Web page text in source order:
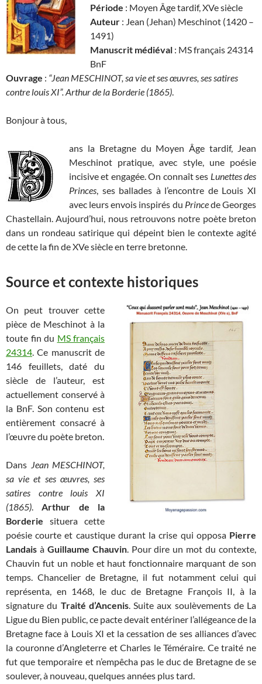
Période : Moyen Âge tardif, XVe siècle
Auteur : Jean (Jehan) Meschinot (1420 –
1491)
Manuscrit médiéval : MS français 24314
BnF
Ouvrage : “Jean MESCHINOT, sa vie et ses œuvres, ses satires
contre louis XI”. Arthur de la Borderie (1865).
Bonjour à tous,
ans la Bretagne du Moyen Âge tardif, Jean
Meschinot pratique, avec style, une poésie
incisive et engagée. On connaît ses Lunettes des
Princes, ses ballades à l’encontre de Louis XI
avec leurs envois inspirés du Princede Georges
Chastellain. Aujourd’hui, nous retrouvons notre poète breton
dans un rondeau satirique qui dépeint bien le contexte agité
de cette la fin de XVe siècle en terre bretonne.
Source et contexte historiques
On peut trouver cette
pièce de Meschinot à la
toute fin du MS français
24314. Ce manuscrit de
146 feuillets, daté du
siècle de l’auteur, est
actuellement conservé à
la BnF. Son contenu est
entièrement consacré à
l’œuvre du poète breton.
Dans Jean MESCHINOT,
sa vie et ses œuvres, ses
satires contre louis XI
(1865).Arthur de la
Borderie situera cette
poésie courte et caustique durant la crise qui opposa Pierre
Landais à Guillaume Chauvin. Pour dire un mot du contexte,
Chauvin fut un noble et haut fonctionnaire marquant de son
temps. Chancelier de Bretagne, il fut notamment celui qui
représenta, en 1468, le duc de Bretagne François II, à la
signature du Traité d’Ancenis. Suite aux soulèvements de La
Ligue du Bien public, ce pacte devait entériner l’allégeance de la
Bretagne face à Louis XI et la cessation de ses alliances d’avec
la couronne d’Angleterre et Charles le Téméraire. Ce traité ne
fut que temporaire et n’empêcha pas le duc de Bretagne de se
soulever, à nouveau, quelques années plus tard.